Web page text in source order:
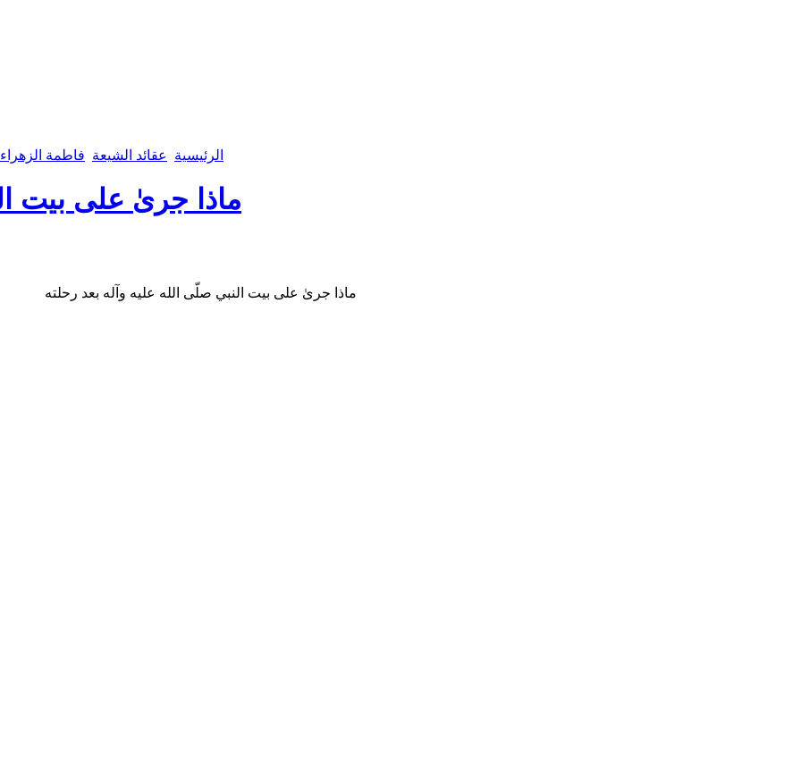
الرئيسية عقائد الشيعة فاطمة
ماذا جرىٰ على بيت
ماذا جرىٰ على بيت النبي صلّى الله عليه وآله بعد رحلته